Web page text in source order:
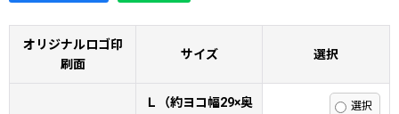
オリジナルロゴ印
刷面
サイズ 選択
Ｌ（約ヨコ幅29×奥